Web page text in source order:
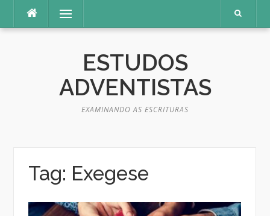
o
Menu
ESTUDOS
ADVENTISTAS
EXAMINANDO AS ESCRITURAS
Tag: Exegese